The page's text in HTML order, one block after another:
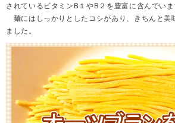
されているビタミンB１やB２を豊富に含んでいま
麺にはしっかりとしたコシがあり、きちんと美
ました。